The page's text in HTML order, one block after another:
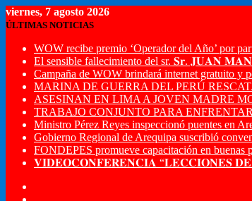
viernes, 7 agosto 2026
ÚLTIMAS NOTICIAS
WOW recibe premio ‘Operador del Año’ por
El sensible fallecimiento del sr. 𝐒𝐫. 𝐉𝐔𝐀𝐍
Campaña de WOW brindará internet gratuito y
MARINA DE GUERRA DEL PERÚ
ASESINAN EN LIMA A JOVEN MADRE
TRABAJO CONJUNTO PARA
Ministro Pérez Reyes inspeccionó puentes en
Gobierno Regional de Arequipa suscribió
FONDEPES promueve capacitación en buenas
𝐕𝐈𝐃𝐄𝐎𝐂𝐎𝐍𝐅𝐄𝐑𝐄𝐍𝐂𝐈𝐀 “𝐋𝐄𝐂𝐂𝐈𝐎𝐍𝐄𝐒